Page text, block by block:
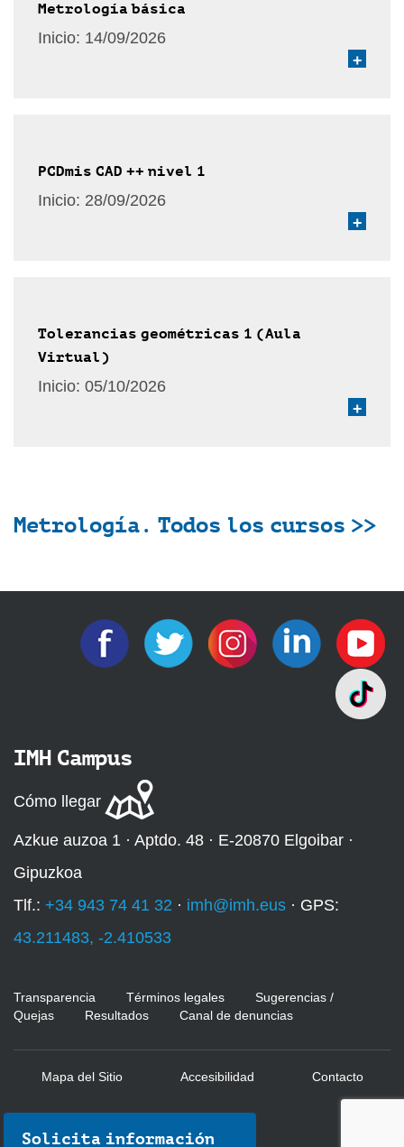
Metrología básica
Inicio: 14/09/2026
+
PCDmis CAD ++ nivel 1
Inicio: 28/09/2026
+
Tolerancias geométricas 1 (Aula
Virtual)
Inicio: 05/10/2026
+
Metrología. Todos los cursos >>
Solicita información
IMH Campus
Cómo llegar
Azkue auzoa 1 · Aptdo. 48 · E-20870 Elgoibar ·
Gipuzkoa
Tlf.: +34 943 74 41 32 · imh@imh.eus · GPS:
43.211483, -2.410533
Transparencia Términos legales
Sugerencias /
Quejas
Resultados Canal de denuncias
Mapa del Sitio Accesibilidad Contacto